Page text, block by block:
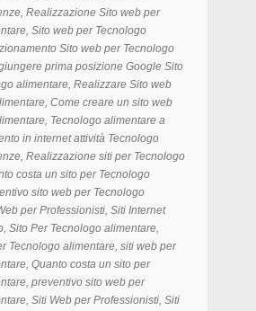
, Realizzazione Sito web per
, Sito web per Tecnologo
Sito web per Tecnologo
prima posizione Google Sito
alimentare, Realizzare Sito web
Come creare un sito web
Tecnologo alimentare a
in internet attività Tecnologo
Realizzazione siti per Tecnologo
costa un sito per Tecnologo
sito web per Tecnologo
per Professionisti, Siti Internet
Sito Per Tecnologo alimentare,
Tecnologo alimentare, siti web per
Quanto costa un sito per
preventivo sito web per
Siti Web per Professionisti, Siti